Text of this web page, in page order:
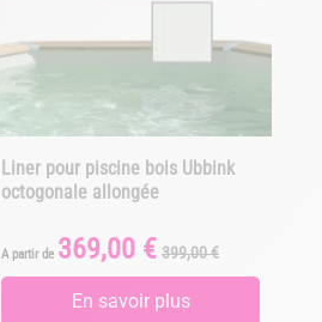
Liner pour piscine bois Ubbink
octogonale allongée
A partir de Prix
369,00 € Prix
base
399,00 €
En savoir plus